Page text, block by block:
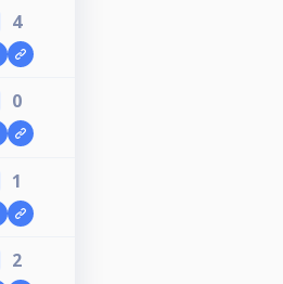
4
0
1
2